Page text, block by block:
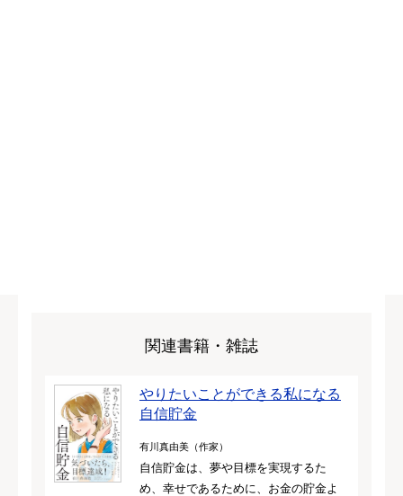
関連書籍・雑誌
やりたいことができる私になる
自信貯金
有川真由美（作家）
自信貯金は、夢や目標を実現するた
め、幸せであるために、お金の貯金よ